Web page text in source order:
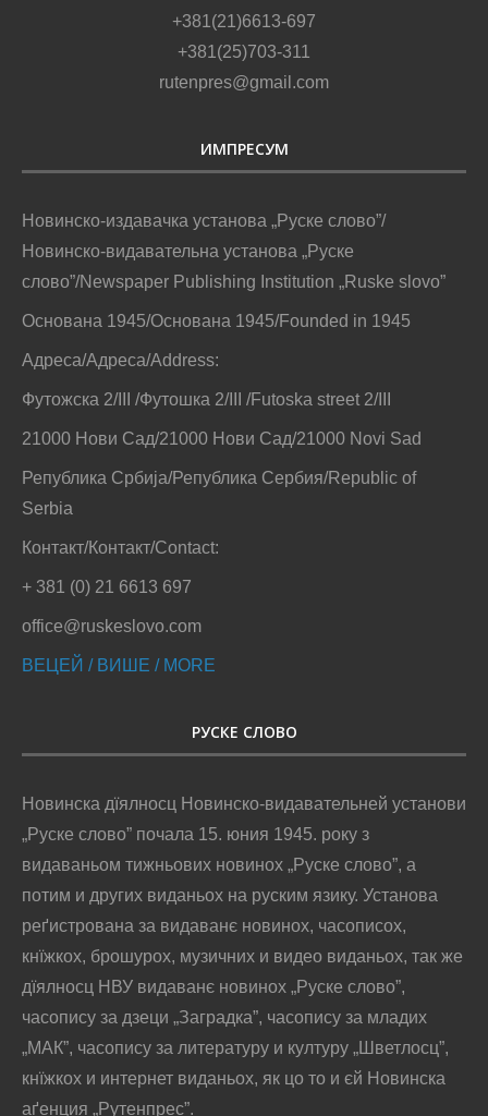
+381(21)6613-697
+381(25)703-311
rutenpres@gmail.com
ИМПРЕСУМ
Новинско-издавачка установа „Руске слово”/
Новинско-видавательна установа „Руске
слово”/Newspaper Publishing Institution „Ruske slovo”
Основана 1945/Основана 1945/Founded in 1945
Адреса/Адреса/Address:
Футожска 2/III /Футошка 2/III /Futoska street 2/III
21000 Нови Сад/21000 Нови Сад/21000 Novi Sad
Република Србија/Република Сербия/Republic of
Serbia
Контакт/Контакт/Contact:
+ 381 (0) 21 6613 697
office@ruskeslovo.com
ВЕЦЕЙ / ВИШЕ / MORE
РУСКЕ СЛОВО
Новинска дїялносц Новинско-видавательней установи
„Руске слово” почала 15. юния 1945. року з
видаваньом тижньових новинох „Руске слово”, а
потим и других виданьох на руским язику. Установа
реґистрована за видаванє новинох, часописох,
кнїжкох, брошурох, музичних и видео виданьох, так же
дїялносц НВУ видаванє новинох „Руске слово”,
часопису за дзеци „Заградка”, часопису за младих
„МАК”, часопису за литературу и културу „Шветлосц”,
кнїжкох и интернет виданьох, як цо то и єй Новинска
аґенция „Рутенпрес”.